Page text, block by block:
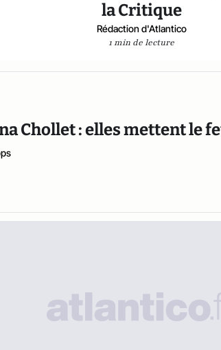
la Critique
Rédaction d'Atlantico
1 min de lecture
Chollet : elles mettent le